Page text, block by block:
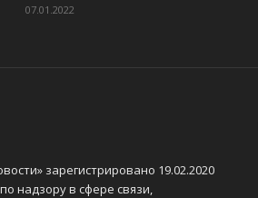
07.01.2022
зарегистрировано 19.02.2020
надзору в сфере связи,